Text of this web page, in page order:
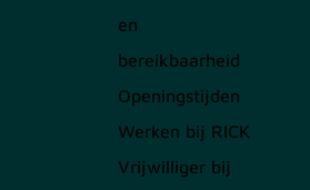
en
bereikbaarheid
Openingstijden
Werken bij RICK
Vrijwilliger bij